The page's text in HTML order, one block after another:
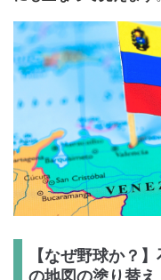
【なぜ野球か？
の地図の塗り替え